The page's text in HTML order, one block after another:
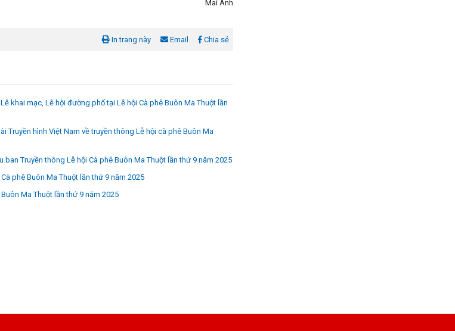
Mai Anh
In trang này Email Chia sẻ
khai mạc, Lễ hội đường phố tại Lễ hội Cà phê Buôn Ma Thuột lần
Truyền hình Việt Nam về truyền thông Lễ hội cà phê Buôn Ma
ban Truyền thông Lễ hội Cà phê Buôn Ma Thuột lần thứ 9 năm 2025
phê Buôn Ma Thuột lần thứ 9 năm 2025
Ma Thuột lần thứ 9 năm 2025